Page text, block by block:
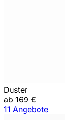
Duster
ab 169 €
11 Angebote